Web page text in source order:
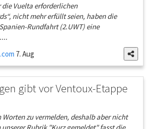
die Vuelta erforderlichen
nicht mehr erfüllt seien, haben die
Rundfahrt (2.UWT) eine
7. Aug
gibt vor Ventoux-Etappe
Worten zu vermelden, deshalb aber nicht